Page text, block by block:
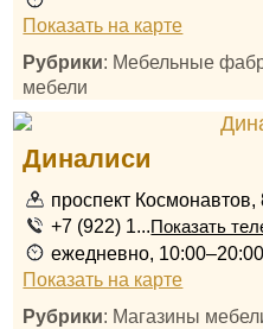
Показать на карте
Рубрики: Мебельные
мебели
Диналиси
проспект Космонавтов,
+7 (922) 1...Показать
ежедневно, 10:00–20:00
Показать на карте
Рубрики: Магазины